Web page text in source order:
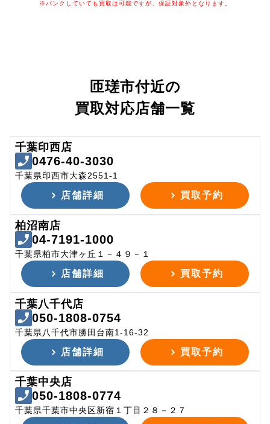
※パンクしていても買取は可能ですが、保証対象外となります。
匝瑳市付近の
買取対応店舗一覧
千葉印西店
0476-40-3030
千葉県印西市大森2551-1
店舗詳細 買取予約
柏沼南店
04-7191-1000
千葉県柏市大津ヶ丘１－４９－１
店舗詳細 買取予約
千葉八千代店
050-1808-0754
千葉県八千代市勝田台南1-16-32
店舗詳細 買取予約
千葉中央店
050-1808-0774
千葉県千葉市中央区新宿１丁目２８－２７